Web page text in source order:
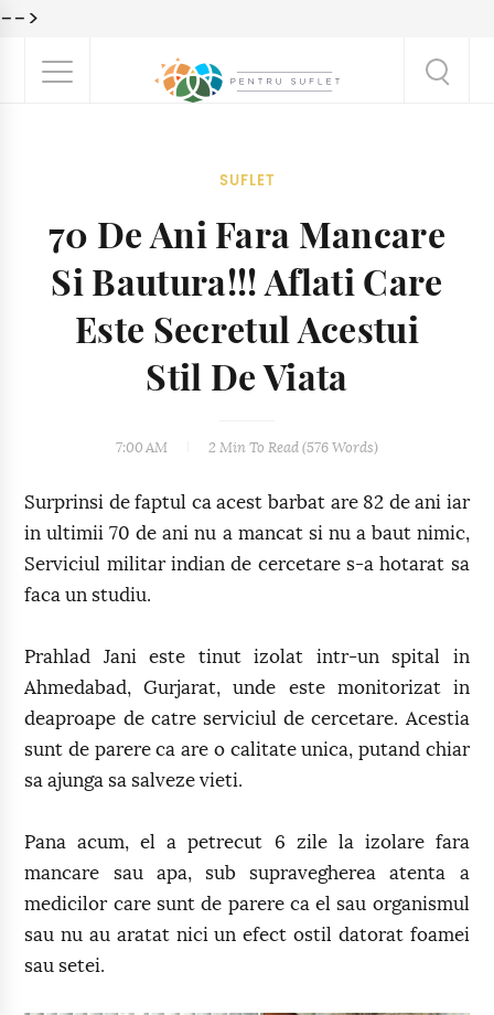
-->
SUFLET
70 De Ani Fara Mancare
Si Bautura!!! Aflati Care
Este Secretul Acestui
Stil De Viata
7:00 AM 2 Min To Read (576 Words)
Surprinsi de faptul ca acest barbat are 82 de ani iar
in ultimii 70 de ani nu a mancat si nu a baut nimic,
Serviciul militar indian de cercetare s-a hotarat sa
faca un studiu.
Prahlad Jani este tinut izolat intr-un spital in
Ahmedabad, Gurjarat, unde este monitorizat in
deaproape de catre serviciul de cercetare. Acestia
sunt de parere ca are o calitate unica, putand chiar
sa ajunga sa salveze vieti.
Pana acum, el a petrecut 6 zile la izolare fara
mancare sau apa, sub supravegherea atenta a
medicilor care sunt de parere ca el sau organismul
sau nu au aratat nici un efect ostil datorat foamei
sau setei.